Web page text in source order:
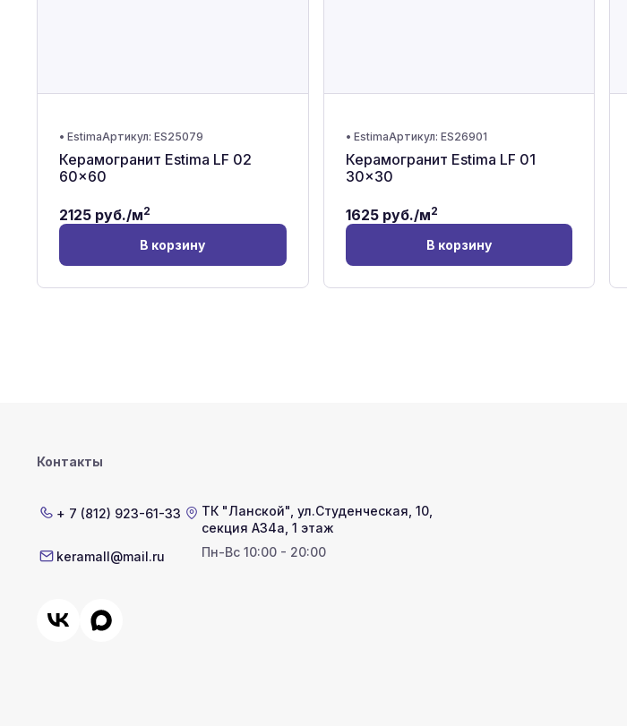
• EstimaАртикул: ES25079
Керамогранит Estima LF 02
60x60
2125 руб./м2
В корзину
• EstimaАртикул: ES26901
Керамогранит Estima LF 01
30x30
1625руб./м2
В корзину
Контакты
+ 7 (812) 923-61-33
keramall@mail.ru
ТК "Ланской" ул.Студенческая, 10,
секция А34а, 1 этаж
Пн-Вс 10:00 - 20:00